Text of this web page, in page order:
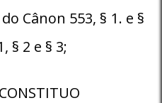
Cânon 553, § 1. e §
§ 2 e § 3;